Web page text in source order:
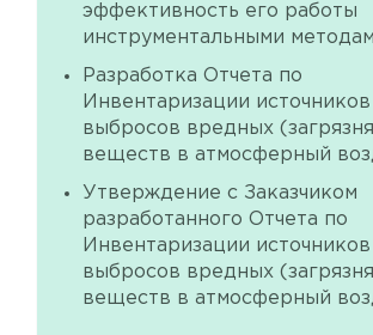
эффективность его работы
инструментальными
Разработка Отчета по
Инвентаризации источников
выбросов вредных
веществ в атмосферный
Утверждение с Заказчиком
разработанного Отчета по
Инвентаризации источников
выбросов вредных
веществ в атмосферный